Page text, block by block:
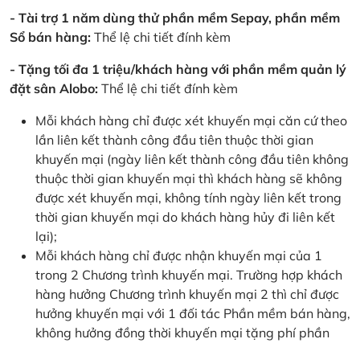
- Tài trợ 1 năm dùng thử phần mềm Sepay, phần mềm
Sổ bán hàng: Thể lệ chi tiết đính kèm
- Tặng tối đa 1 triệu/khách hàng với phần mềm quản lý
đặt sân Alobo: Thể lệ chi tiết đính kèm
Mỗi khách hàng chỉ được xét khuyến mại căn cứ theo
lần liên kết thành công đầu tiên thuộc thời gian
khuyến mại (ngày liên kết thành công đầu tiên không
thuộc thời gian khuyến mại thì khách hàng sẽ không
được xét khuyến mại, không tính ngày liên kết trong
thời gian khuyến mại do khách hàng hủy đi liên kết
lại);
Mỗi khách hàng chỉ được nhận khuyến mại của 1
trong 2 Chương trình khuyến mại. Trường hợp khách
hàng hưởng Chương trình khuyến mại 2 thì chỉ được
hưởng khuyến mại với 1 đối tác Phần mềm bán hàng,
không hưởng đồng thời khuyến mại tặng phí phần